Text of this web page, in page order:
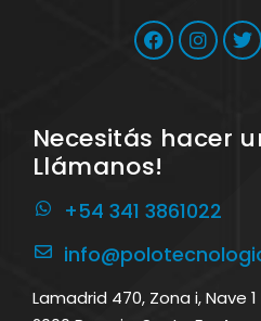
Necesitás hacer
Llámanos!
+54 341 3861022
Lamadrid 470, Zona i, Nave